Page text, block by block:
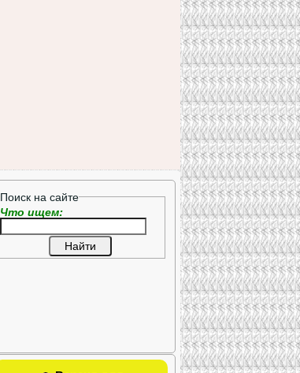
Поиск на сайте
Что ищем: